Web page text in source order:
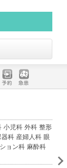
予約 急患
小児科 外科 整形
科 産婦人科 眼
ョン科 麻酔科